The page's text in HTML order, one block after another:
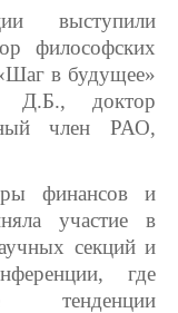
выступили
философских
в будущее»
Д.Б., доктор
член РАО,
финансов и
участие в
секций и
где
тенденции